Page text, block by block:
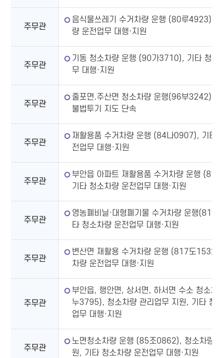
주무관
음식물쓰레기 수거차량 운행 (80루4923),
량 운전업무 대행·지원
주무관
기동 청소차량 운행 (90가3710), 기타 청소
무 대행·지원
주무관
줄포면.주산면 청소차량 운행(96부3242),
불법투기 지도 단속
주무관
재활용품 수거차량 운행 (84나0907), 기타
전업무 대행·지원
주무관
부안읍 아파트 재활용품 수거차량 운행
기타 청소차량 운전업무 대행·지원
주무관
영농폐비닐·대형폐기물 수거차량 운행
타 청소차량 운전업무 대행·지원
주무관
변산면 재활용 수거차량 운행 (817도
차량 운전업무 대행·지원
주무관
부안읍, 행안면, 상서면, 하서면 수소 청소
누3795), 청소차량 관리업무 지원, 기타 청
업무 대행·지원
주무관
노면청소차량 운행 (85조0862), 청소차량
원, 기타 청소차량 운전업무 대행·지원